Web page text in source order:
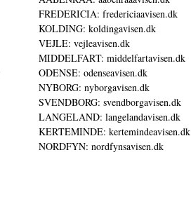
FREDERICIA: fredericiaavisen.dk
KOLDING: koldingavisen.dk
VEJLE: vejleavisen.dk
MIDDELFART: middelfartavisen.dk
ODENSE: odenseavisen.dk
NYBORG: nyborgavisen.dk
SVENDBORG: svendborgavisen.dk
LANGELAND: langelandavisen.dk
KERTEMINDE: kertemindeavisen.dk
NORDFYN: nordfynsavisen.dk